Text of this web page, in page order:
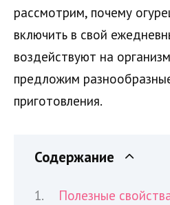
рассмотрим, почему
включить в свой
воздействуют на
предложим
приготовления.
Содержание
Полезные